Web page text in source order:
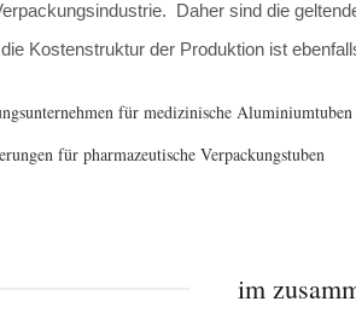
Daher sind die
Kostenstruktur der Produktion ist
für medizinische
für pharmazeutische Verpackungstuben
im